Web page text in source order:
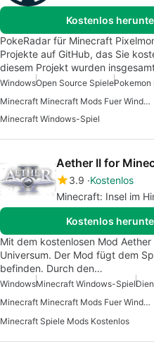
Kostenlos
PokeRadar für Minecraft
Projekte auf GitHub, das Sie
diesem Projekt wurden
WindowsOpen Source SpielePokemon
Minecraft Minecraft Mods Fuer Windows Kostenlos
Minecraft Windows-Spiel
Aether II for
3.9 Kostenlos
Minecraft: Insel im
Kostenlos
Mit dem kostenlosen Mod
Universum. Der Mod fügt dem
befinden. Durch den…
WindowsMinecraft Windows-Spiel
Minecraft Minecraft Mods Fuer Windows
Minecraft Spiele Mods Kostenlos